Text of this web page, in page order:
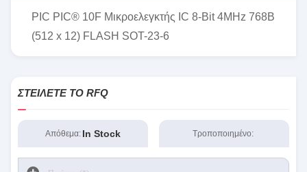
PIC PIC® 10F Μικροελεγκτής IC 8-Bit 4MHz 768B
(512 x 12) FLASH SOT-23-6
ΣΤΕΊΛΕΤΕ ΤΟ RFQ
Απόθεμα: In Stock Τροποποιημένο: